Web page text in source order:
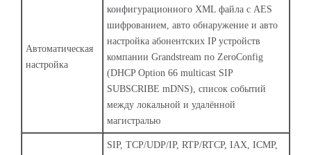
Автоматическая
настройка
конфигурационного XML файла с AES
шифрованием, авто обнаружение и авто
настройка абонентских IP устройств
компании Grandstream по ZeroConfig
(DHCP Option 66 multicast SIP
SUBSCRIBE mDNS), список событий
между локальной и удалённой
магистралью
SIP, TCP/UDP/IP, RTP/RTCP, IAX, ICMP,